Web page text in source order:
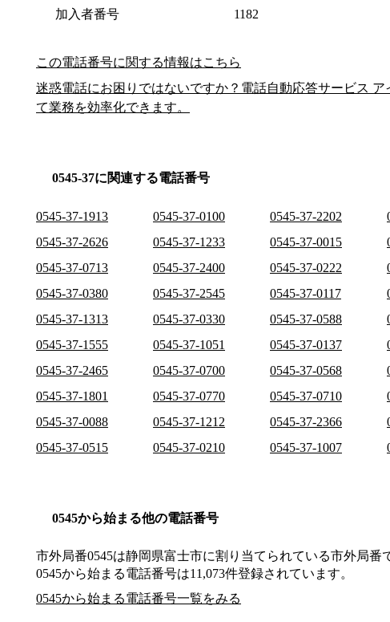
加入者番号 1182
この電話番号に関する情報はこちら
迷惑電話にお困りではないですか？電話自動応答サービス
て業務を効率化できます。
0545-37に関連する電話番号
0545-37-1913 0545-37-0100 0545-37-2202
0545-37-2626
0545-37-1233 0545-37-0015
0545-37-0713
0545-37-2400 0545-37-0222
0545-37-0380
0545-37-2545 0545-37-0117
0545-37-1313
0545-37-0330 0545-37-0588
0545-37-1555
0545-37-1051 0545-37-0137
0545-37-2465
0545-37-0700 0545-37-0568
0545-37-1801
0545-37-0770 0545-37-0710
0545-37-0088
0545-37-1212 0545-37-2366
0545-37-0515
0545-37-0210 0545-37-1007
0545から始まる他の電話番号
市外局番0545は静岡県富士市に割り当てられている市外局番
0545から始まる電話番号は11,073件登録されています。
0545から始まる電話番号一覧をみる